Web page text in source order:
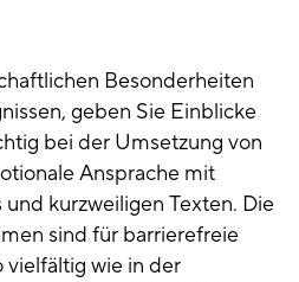
Besonderheiten
geben Sie Einblicke
bei der Umsetzung von
Ansprache mit
kurzweiligen Texten. Die
sind für barrierefreie
vielfältig wie in der